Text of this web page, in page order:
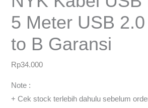
5 Meter USB
to B Garansi
Rp34.000
Note :
+ Cek stock terlebih dahulu sebelum